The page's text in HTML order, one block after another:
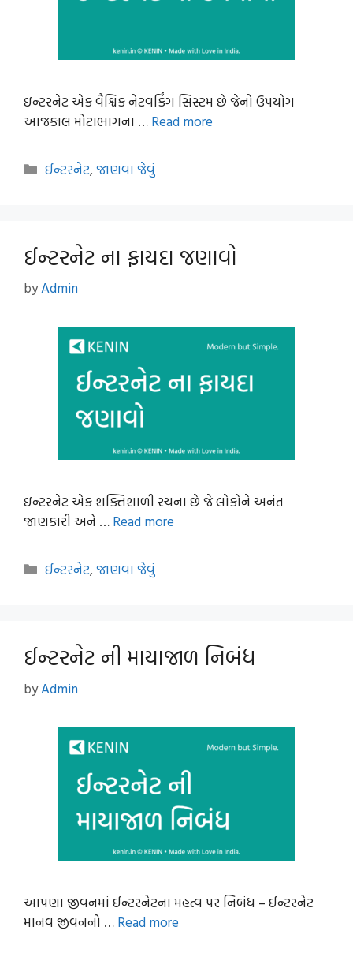
ઇન્ટરનેટ એક વૈશ્વિક નેટવર્કિંગ સિસ્ટમ છે જેનો ઉપયોગ
આજકાલ મોટાભાગના … Read more
Categories
ઈન્ટરનેટ,જાણવા જેવું
ઈન્ટરનેટ ના ફાયદા જણાવો
byAdmin
ઇન્ટરનેટ એક શક્તિશાળી રચના છે જે લોકોને અનંત
જાણકારી અને … Read more
Categories
ઈન્ટરનેટ,જાણવા જેવું
ઈન્ટરનેટ ની માયાજાળ નિબંધ
byAdmin
આપણા જીવનમાં ઈન્ટરનેટના મહત્વ પર નિબંધ – ઈન્ટરનેટ
માનવ જીવનનો … Read more